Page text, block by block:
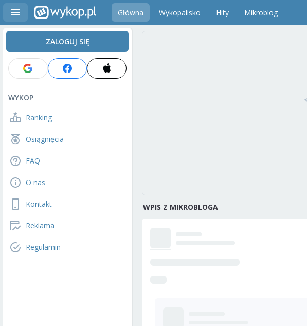
Główna Wykopalisko Hity Mikroblog
ZALOGUJ SIĘ
WYKOP
Ranking
Osiągnięcia
FAQ
O nas
Kontakt
Reklama
Regulamin
WPIS Z MIKROBLOGA